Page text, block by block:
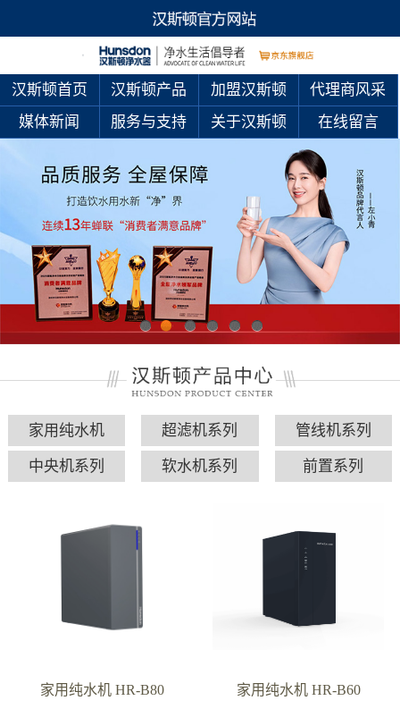
汉斯顿首页 汉斯顿产品 加盟汉斯顿
代理商风采
媒体新闻
服务与支持 关于汉斯顿 在线留言
家用纯水机 超滤机系列 管线机系列
中央机系列 软水机系列 前置系列
家用纯水机 HR-B80 家用纯水机 HR-B60